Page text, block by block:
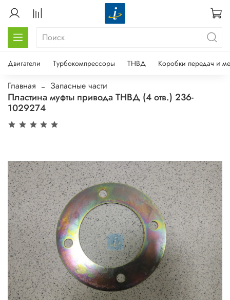
Двигатели Турбокомпрессоры ТНВД Коробки передач и
Главная Запасные части
Пластина муфты привода ТНВД (4 отв.) 236-
1029274